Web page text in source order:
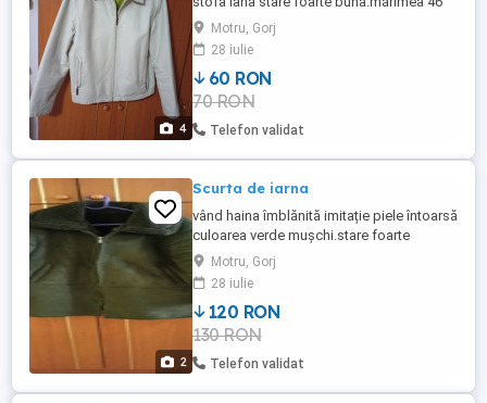
4
48 geaca 70 lei și sacoul 50 lei.Trimit și în
țară.
Motru, Gorj
28 iulie
60 RON
70 RON
Telefon validat
2
Scurta de iarna
vând haina îmblănită imitație piele întoarsă
culoarea verde mușchi.stare foarte
buna.imbracat de 2-3 ori.marimea -46 48
trimit și în țară.
Motru, Gorj
28 iulie
120 RON
130 RON
Telefon validat